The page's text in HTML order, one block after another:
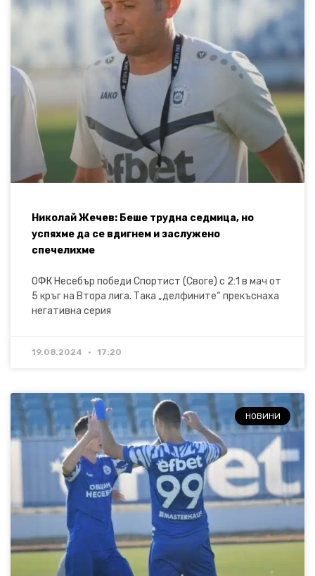
Николай Жечев: Беше трудна седмица, но
успяхме да се вдигнем и заслужено
спечелихме
ОФК Несебър победи Спортист (Своге) с 2:1 в мач от
5 кръг на Втора лига. Така „делфините“ прекъснаха
негативна серия
19.08.2024 17:20
НОВИНИ